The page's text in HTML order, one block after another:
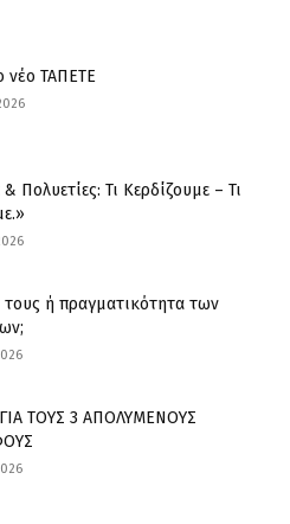
νέο ΤΑΠΕΤΕ
Πολυετίες: Τι Κερδίζουμε – Τι
τους ή πραγματικότητα των
ΤΟΥΣ 3 ΑΠΟΛΥΜΕΝΟΥΣ